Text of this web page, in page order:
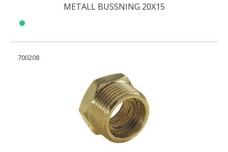
METALL BUSSNING 20X15
700208